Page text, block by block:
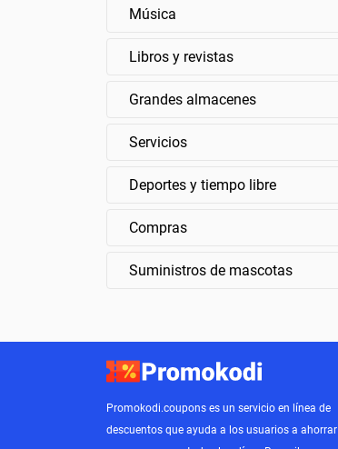
Música
Libros y revistas
Grandes almacenes
Servicios
Deportes y tiempo libre
Compras
Suministros de mascotas
Promokodi.coupons es un servicio en línea de
descuentos que ayuda a los usuarios a ahorrar